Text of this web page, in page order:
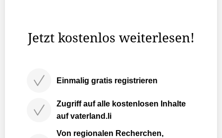
Jetzt kostenlos weiterlesen!
Einmalig gratis registrieren
Zugriff auf alle kostenlosen Inhalte
auf vaterland.li
Von regionalen Recherchen,